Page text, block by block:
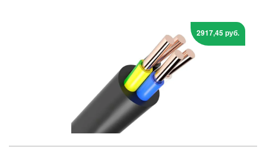
2917,45 руб.